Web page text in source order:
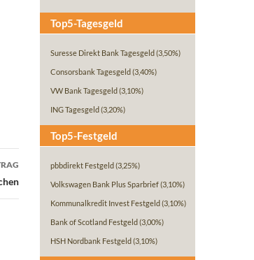
Top5-Tagesgeld
Suresse Direkt Bank Tagesgeld (3,50%)
Consorsbank Tagesgeld (3,40%)
VW Bank Tagesgeld (3,10%)
ING Tagesgeld (3,20%)
Top5-Festgeld
pbbdirekt Festgeld (3,25%)
Volkswagen Bank Plus Sparbrief(3,10%)
Kommunalkredit Invest Festgeld (3,10%)
Bank of Scotland Festgeld (3,00%)
HSH Nordbank Festgeld (3,10%)